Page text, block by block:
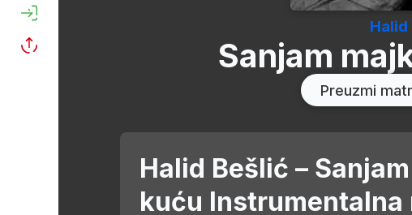
Halid
Sanjam
Preuzmi
Halid Bešlić –
kuću Instrumentalna